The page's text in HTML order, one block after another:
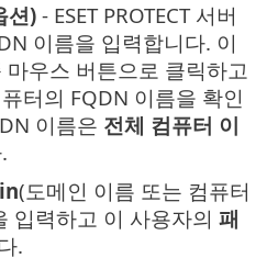
션) - ESET PROTECT 서버
이름을 입력합니다. 이
마우스 버튼으로 클릭하고
터의 FQDN 이름을 확인
이름은 전체 컴퓨터 이
(도메인 이름 또는 컴퓨터
입력하고 이 사용자의 패
.